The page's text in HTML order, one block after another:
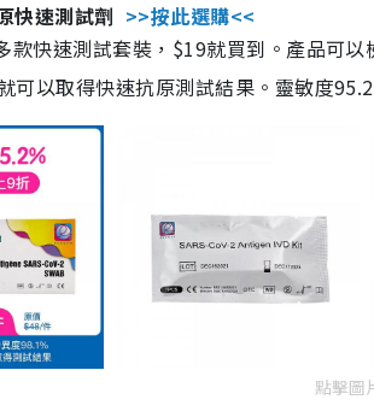
快速測試劑 >>按此選購<<
款快速測試套裝，$19就買到。產品可
可以取得快速抗原測試結果。靈敏度
點擊圖